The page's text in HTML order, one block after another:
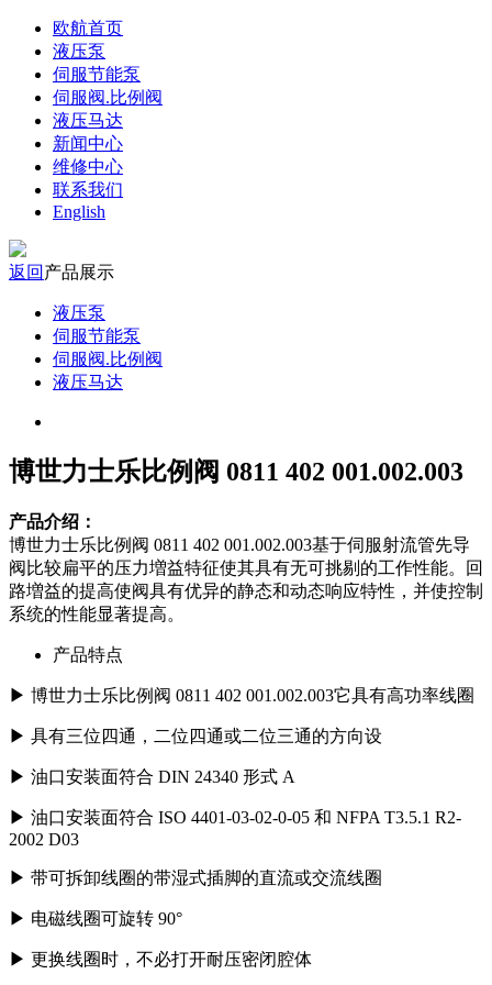
欧航首页
液压泵
伺服节能泵
伺服阀.比例阀
液压马达
新闻中心
维修中心
联系我们
English
返回 产品展示
液压泵
伺服节能泵
伺服阀.比例阀
液压马达
博世力士乐比例阀 0811 402 001.002.003
产品介绍：
博世力士乐比例阀 0811 402 001.002.003基于伺服射流管先导
阀比较扁平的压力増益特征使其具有无可挑剔的工作性能。回
路増益的提高使阀具有优异的静态和动态响应特性，并使控制
系统的性能显著提高。
产品特点
▶ 博世力士乐比例阀 0811 402 001.002.003它具有高功率线圈
▶ 具有三位四通，二位四通或二位三通的方向设
▶ 油口安装面符合 DIN 24340 形式 A
▶ 油口安装面符合 ISO 4401-03-02-0-05 和 NFPA T3.5.1 R2-
2002 D03
▶ 带可拆卸线圈的带湿式插脚的直流或交流线圈
▶ 电磁线圈可旋转 90°
▶ 更换线圈时，不必打开耐压密闭腔体